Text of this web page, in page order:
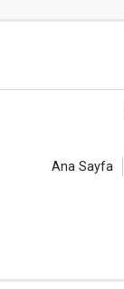
Ana Sayfa